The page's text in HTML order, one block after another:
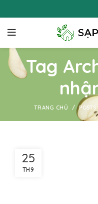
Tag
TRANG CHỦ
25
TH9